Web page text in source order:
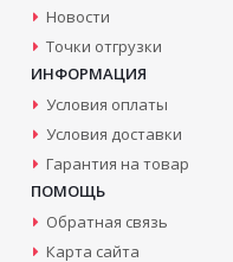
Новости
Точки отгрузки
ИНФОРМАЦИЯ
Условия оплаты
Условия доставки
Гарантия на товар
ПОМОЩЬ
Обратная связь
Карта сайта